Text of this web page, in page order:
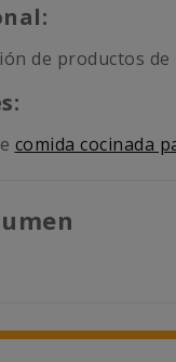
de productos de
comida cocinada
100% (1)